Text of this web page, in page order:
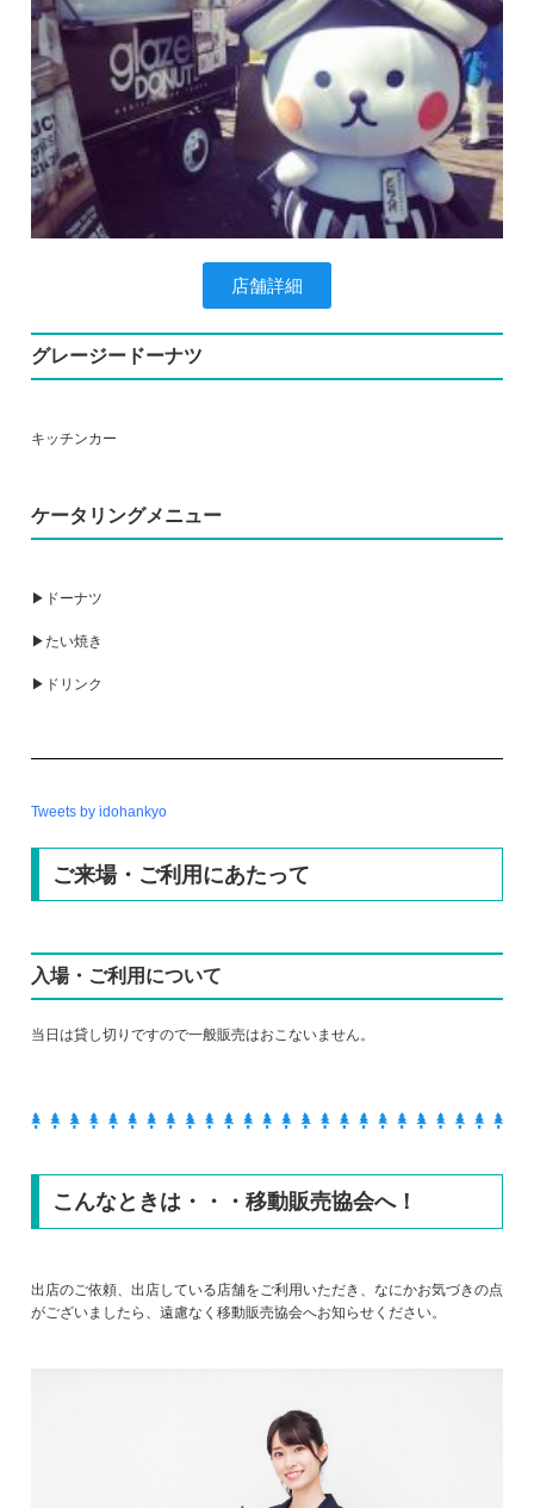
店舗詳細
グレージードーナツ
キッチンカー
ケータリングメニュー
▶ドーナツ
▶たい焼き
▶ドリンク
Tweets by idohankyo
ご来場・ご利用にあたって
入場・ご利用について
当日は貸し切りですので一般販売はおこないません。
こんなときは・・・移動販売協会へ！
出店のご依頼、出店している店舗をご利用いただき、なにかお気づきの点
がございましたら、遠慮なく移動販売協会へお知らせください。